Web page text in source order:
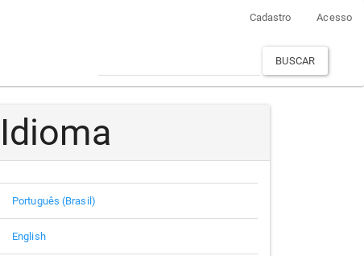
Cadastro Acesso
BUSCAR
Idioma
Português (Brasil)
English